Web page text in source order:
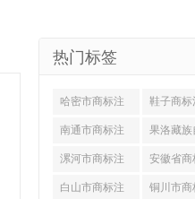
热门标签
哈密市商标注
册
鞋子商标
(工商注
南通市商标注
册
果洛藏族
州商标注
漯河市商标注
册
安徽省商
册
白山市商标注 铜川市商